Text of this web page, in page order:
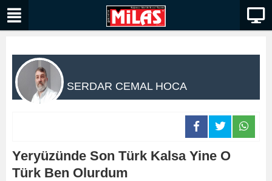
SERDAR CEMAL HOCA
Yeryüzünde Son Türk Kalsa Yine O
Türk Ben Olurdum